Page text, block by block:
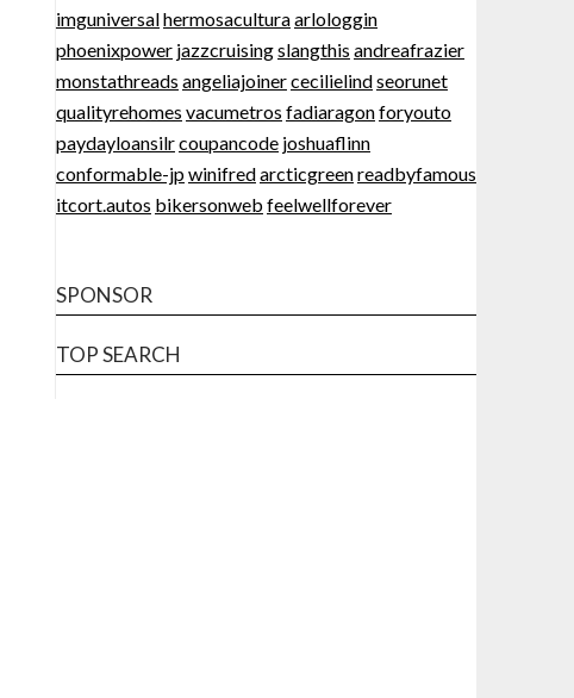
imguniversalhermosaculturaarlologgin
phoenixpower jazzcruisingslangthis andreafrazier
monstathreads angeliajoinercecilielindseorunet
qualityrehomes vacumetros fadiaragonforyouto
paydayloansilrcoupancode joshuaflinn
conformable-jpwinifredarcticgreenreadbyfamous
itcort.autos bikersonweb feelwellforever
SPONSOR
TOP SEARCH